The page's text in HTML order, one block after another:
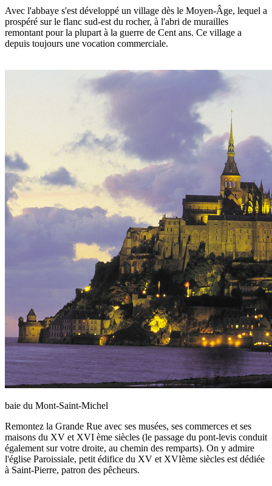
Avec l'abbaye s'est développé un village dès le Moyen-Âge, lequel a
prospéré sur le flanc sud-est du rocher, à l'abri de murailles
remontant pour la plupart à la guerre de Cent ans. Ce village a
depuis toujours une vocation commerciale.
baie du Mont-Saint-Michel
Remontez la Grande Rue avec ses musées, ses commerces et ses
maisons du XV et XVI ème siècles (le passage du pont-levis conduit
également sur votre droite, au chemin des remparts). On y admire
l'église Paroissiale, petit édifice du XV et XVIème siècles est dédiée
à Saint-Pierre, patron des pêcheurs.